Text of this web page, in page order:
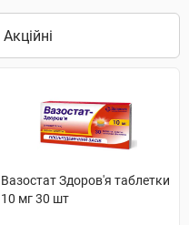
Вазостат Здоров'я таблетки
10 мг 30 шт